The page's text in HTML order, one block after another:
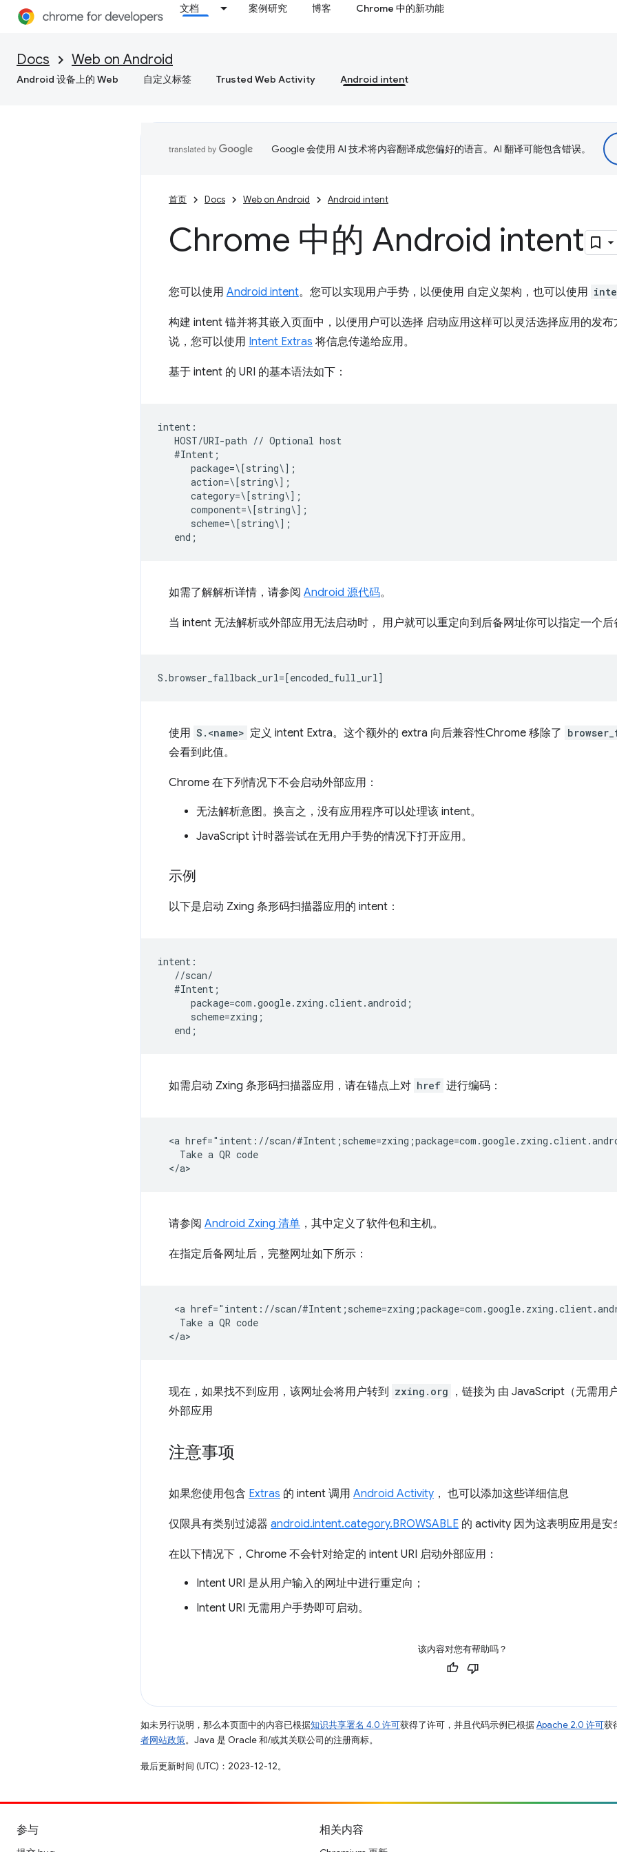
文档 案例研究 博客 Chrome 中的新功能
Docs Web on Android
Android 设备上的 Web 自定义标签 Trusted Web Activity Android intent
Google 会使用 AI 技术将内容翻译成您偏好的语言。AI 翻译可能包含错误。
首页 Docs Web on Android Android intent
Chrome 中的 Android intent
您可以使用 Android intent。您可以实现用户手势，以便使用 自定义架构，也可以使用
构建 intent 锚并将其嵌入页面中，以便用户可以选择 启动应用这样可以灵活选择应用的发
说，您可以使用 Intent Extras 将信息传递给应用。
基于 intent 的 URI 的基本语法如下：
intent:
   HOST/URI-path // Optional host
   #Intent;
      package=\[string\];
      action=\[string\];
      category=\[string\];
      component=\[string\];
      scheme=\[string\];
如需了解解析详情，请参阅 Android 源代码。
当 intent 无法解析或外部应用无法启动时， 用户就可以重定向到后备网址你可以指定一个
使用 S.<name> 定义 intent Extra。这个额外的 extra 向后兼容性Chrome 移除了
会看到此值。
Chrome 在下列情况下不会启动外部应用：
无法解析意图。换言之，没有应用程序可以处理该 intent。
JavaScript 计时器尝试在无用户手势的情况下打开应用。
示例
以下是启动 Zxing 条形码扫描器应用的 intent：
intent:
   //scan/
   #Intent;
      package=com.google.zxing.client.android;
      scheme=zxing;
如需启动 Zxing 条形码扫描器应用，请在锚点上对 href 进行编码：
<a href="intent://scan/
    Take a QR code
请参阅 Android Zxing 清单 ，其中定义了软件包和主机。
在指定后备网址后，完整网址如下所示：
<a href="intent://scan/
    Take a QR code
现在，如果找不到应用，该网址会将用户转到 zxing.org
，链接为 由 JavaScript（无需用
外部应用
注意事项
如果您使用包含 Extras 的 intent 调用 Android Activity ， 也可以添加这些详细信息
仅限具有类别过滤器 android.intent.category.BROWSABLE 的 activity 因为这表明应用是安
在以下情况下，Chrome 不会针对给定的 intent URI 启动外部应用：
Intent URI 是从用户输入的网址中进行重定向；
Intent URI 无需用户手势即可启动。
该内容对您有帮助吗？
如未另行说明，那么本页面中的内容已根据知识共享署名 4.0 许可获得了许可，并且代码示例已根据Apache 2.0 许可获
者网站政策。Java 是 Oracle 和/或其关联公司的注册商标。
最后更新时间 (UTC)：2023-12-12。
参与 相关内容